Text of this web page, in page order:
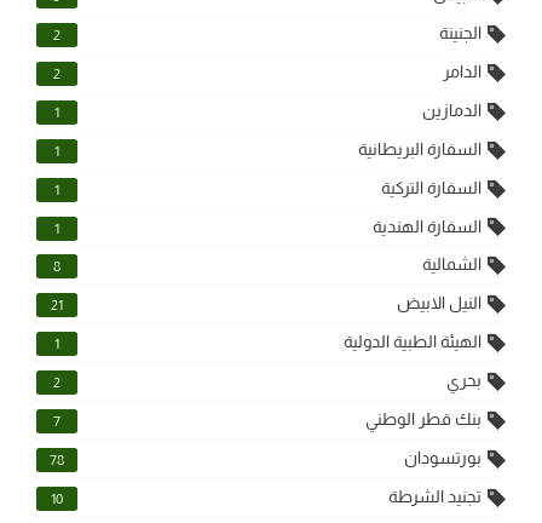
الجنينة 2
الدامر 2
الدمازين 1
السفارة البريطانية 1
السفارة التركية 1
السفارة الهندية 1
الشمالية 8
النيل الابيض 21
الهيئة الطبية الدولية 1
بحري 2
بنك قطر الوطني 7
بورتسودان 78
تجنيد الشرطة 10